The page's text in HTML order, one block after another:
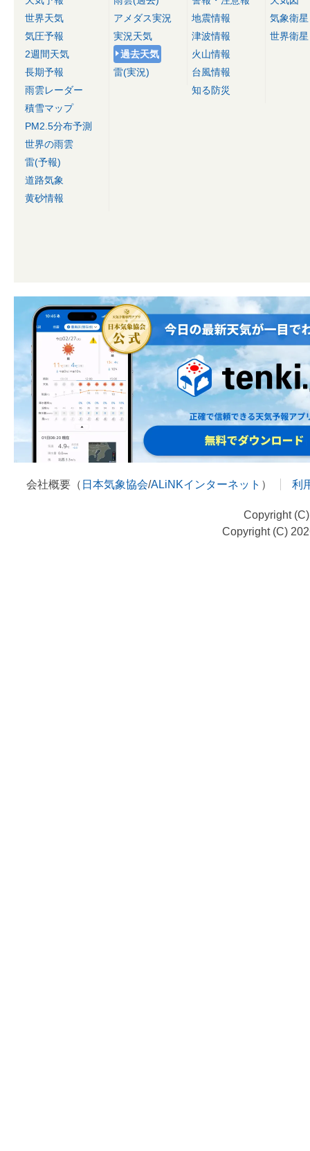
世界天気
気圧予報
2週間天気
長期予報
雨雲レーダー
積雪マップ
PM2.5分布予測
世界の雨雲
雷(予報)
道路気象
黄砂情報
アメダス実況
実況天気
過去天気
雷(実況)
地震情報
津波情報
火山情報
台風情報
知る防災
気象衛星
世界衛星
会社概要（ 日本気象協会/ALiNKインターネット ） 利
Copyright
Copyright (C)